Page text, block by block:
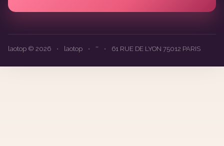
laotop © 2026 • laotop • '' • 61 RUE DE LYON 75012 PARIS